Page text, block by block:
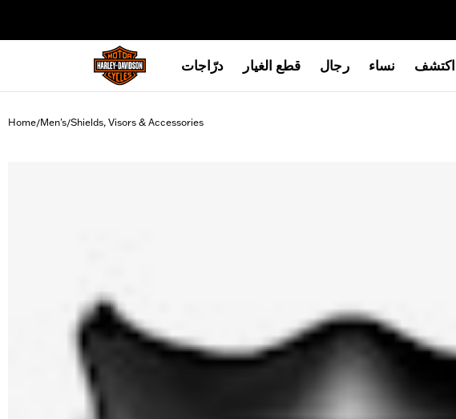
درّاجات قطع الغيار رجال نساء
Home/Men's/Shields, Visors & Accessories